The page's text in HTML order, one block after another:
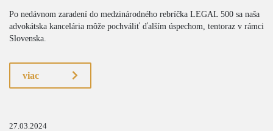
Po nedávnom zaradení do medzinárodného rebríčka LEGAL 500 sa naša
advokátska kancelária môže pochváliť ďalším úspechom, tentoraz v rámci
Slovenska.
viac
27.03.2024